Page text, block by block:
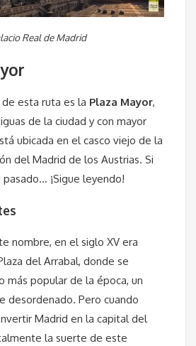
Real de Madrid
esta ruta es la Plaza Mayor,
de la ciudad y con mayor
ubicada en el casco viejo de la
del Madrid de los Austrias. Si
¡Sigue leyendo!
nombre, en el siglo XV era
del Arrabal, donde se
más popular de la época, un
desordenado. Pero cuando
Madrid en la capital del
la suerte de este